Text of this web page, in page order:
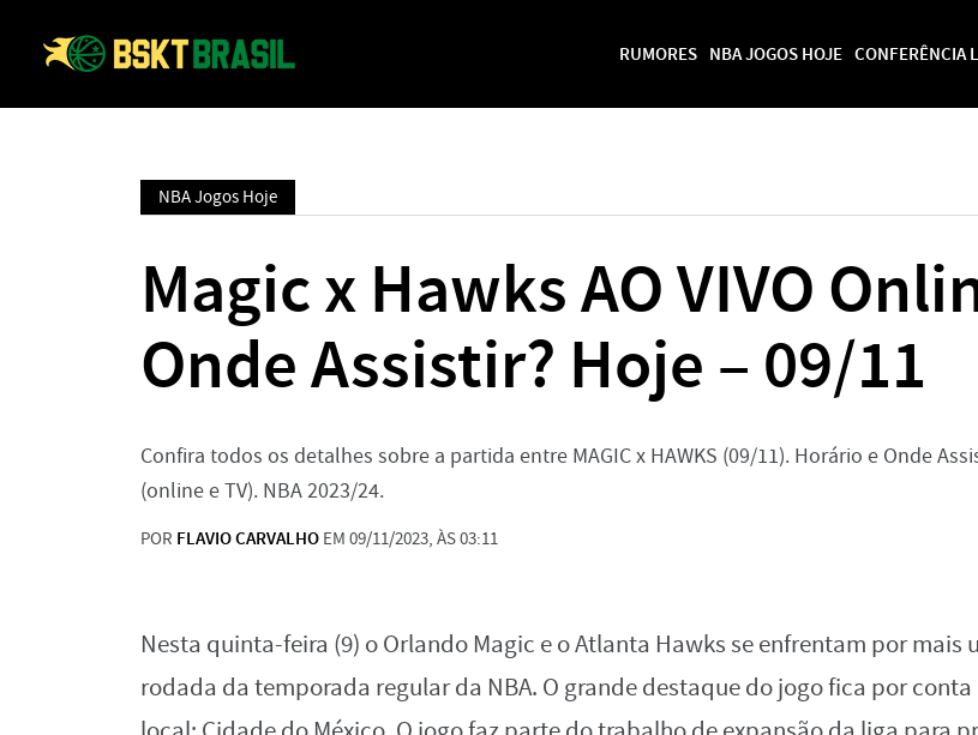
RUMORES NBA JOGOS HOJE CONFERÊNCIA
NBA Jogos Hoje
Magic x Hawks AO VIVO
Onde Assistir? Hoje – 09/11
Confira todos os detalhes sobre a partida entre MAGIC x HAWKS (09/11). Horário e Onde
(online e TV). NBA 2023/24.
POR FLAVIO CARVALHO EM 09/11/2023, ÀS 03:11
Nesta quinta-feira (9) o Orlando Magic e o Atlanta Hawks se enfrentam por mais
rodada da temporada regular da NBA. O grande destaque do jogo fica por